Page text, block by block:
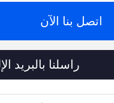
اتصل بنا الآن
راسلنا بالبريد